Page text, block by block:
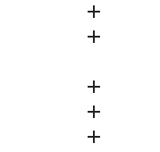




